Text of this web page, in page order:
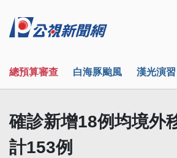
總預算審查 白海豚颱風 漢光演習
確診新增18例均境外
計153例